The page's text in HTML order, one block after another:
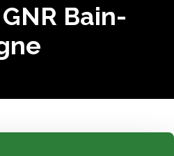
Bain-